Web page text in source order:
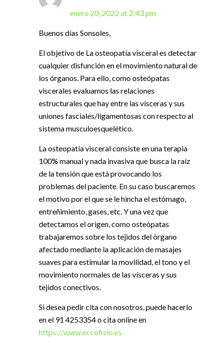
enero 20, 2022 at 2:43 pm
Buenos días Sonsoles,
El objetivo de La osteopatía visceral es detectar
cualquier disfunción en el movimiento natural de
los órganos. Para ello, como osteópatas
viscerales evaluamos las relaciones
estructurales que hay entre las vísceras y sus
uniones fasciales/ligamentosas con respecto al
sistema musculoesquelético.
La osteopatía visceral consiste en una terapia
100% manual y nada invasiva que busca la raíz
de la tensión que está provocando los
problemas del paciente. En su caso buscaremos
el motivo por el que se le hincha el estómago,
entreñimiento, gases, etc. Y una vez que
detectamos el origen, como osteópatas
trabajaremos sobre los tejidos del órgano
afectado mediante la aplicación de masajes
suaves para estimular la movilidad, el tono y el
movimiento normales de las vísceras y sus
tejidos conectivos.
Si desea pedir cita con nosotros, puede hacerlo
en el 91 4253354 o cita online en
https://www.eccofisio.es